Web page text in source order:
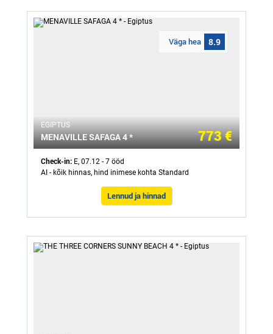
Väga hea 8.9
ЕGIPTUS
MENAVILLE SAFAGA 4 * 773 €
Check-in: E, 07.12 - 7 ööd
AI - kõik hinnas, hind inimese kohta Standard
Lennud ja hinnad